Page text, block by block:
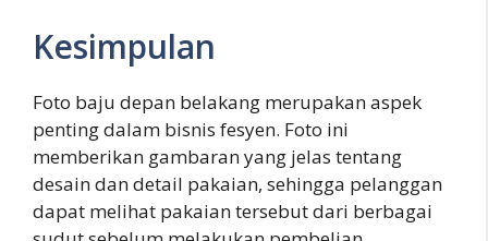
Kesimpulan
Foto baju depan belakang merupakan aspek
penting dalam bisnis fesyen. Foto ini
memberikan gambaran yang jelas tentang
desain dan detail pakaian, sehingga pelanggan
dapat melihat pakaian tersebut dari berbagai